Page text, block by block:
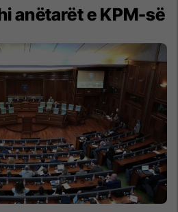
anëtarët e KPM-së